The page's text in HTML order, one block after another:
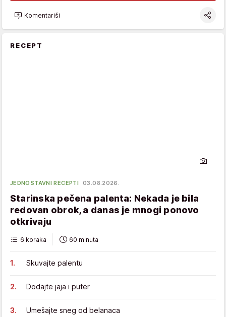
Komentariši
RECEPT
JEDNOSTAVNI RECEPTI 03.08.2026.
Starinska pečena palenta: Nekada je bila
redovan obrok, a danas je mnogi ponovo
otkrivaju
6 koraka 60 minuta
Skuvajte palentu
Dodajte jaja i puter
Umešajte sneg od belanaca